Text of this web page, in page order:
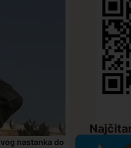
nastanka do